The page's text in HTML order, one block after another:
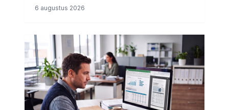
2020 wil afwaarderen. De eerste vordering
6 augustus 2026